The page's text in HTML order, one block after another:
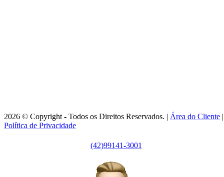
2026 © Copyright - Todos os Direitos Reservados. | Área do Cliente |
Política de Privacidade
(42)99141-3001